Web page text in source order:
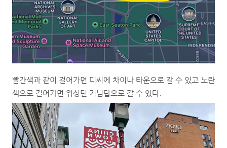
빨간색과 같이 걸어가면 디씨에 차이나 타운으로 갈 수 있고 노란
색으로 걸어가면 워싱턴 기념탑으로 갈 수 있다.